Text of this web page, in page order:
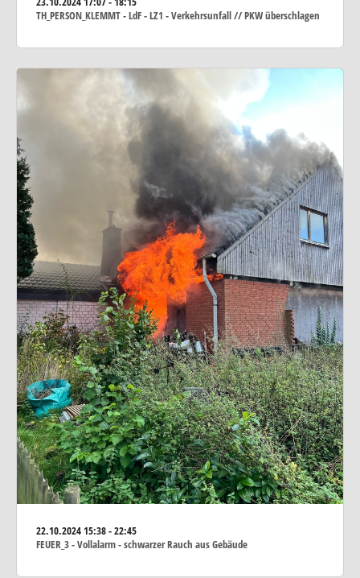
TH_PERSON_KLEMMT - LdF - LZ1 - Verkehrsunfall // PKW überschlagen
22.10.202415:38 - 22:45
FEUER_3 - Vollalarm - schwarzer Rauch aus Gebäude